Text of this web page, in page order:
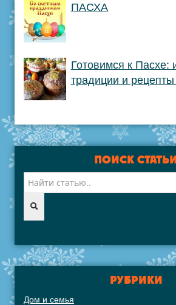
ПАСХА
Готовимся к Пасхе:
традиции и рецепты
ПОИСК СТАТЬИ
РУБРИКИ
Дом и семья